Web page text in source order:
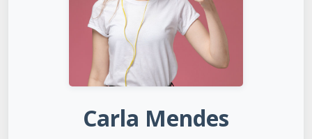
Carla Mendes